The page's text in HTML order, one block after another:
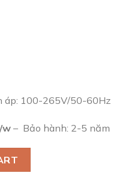
áp: 100-265V/50-60Hz
w – Bảo hành: 2-5 năm